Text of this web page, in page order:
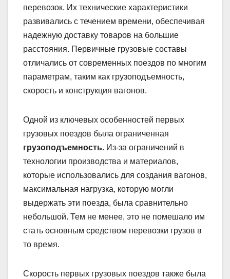
перевозок. Их технические характеристики
развивались с течением времени, обеспечивая
надежную доставку товаров на большие
расстояния. Первичные грузовые составы
отличались от современных поездов по многим
параметрам, таким как грузоподъемность,
скорость и конструкция вагонов.
Одной из ключевых особенностей первых
грузовых поездов была ограниченная
грузоподъемность. Из-за ограничений в
технологии производства и материалов,
которые использовались для создания вагонов,
максимальная нагрузка, которую могли
выдержать эти поезда, была сравнительно
небольшой. Тем не менее, это не помешало им
стать основным средством перевозки грузов в
то время.
Скорость первых грузовых поездов также была